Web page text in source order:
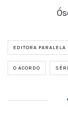
EDITORA PARALELA
O ACORDO